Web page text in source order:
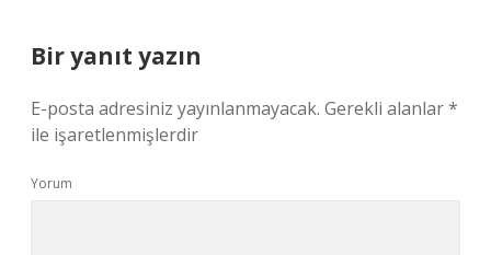
Bir yanıt yazın
E-posta adresiniz yayınlanmayacak. Gerekli alanlar*
ile işaretlenmişlerdir
Yorum